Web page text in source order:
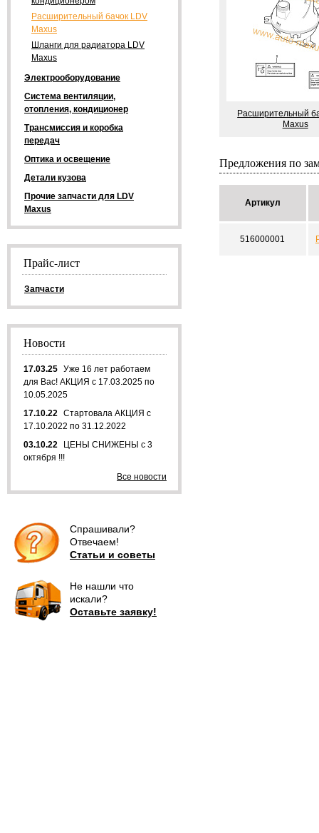
Расширительный
Maxus
Предложения по
Артикул
516000001
Расширительный бачок LDV
Maxus
Шланги для радиатора LDV
Maxus
Электрооборудование
Система вентиляции,
отопления, кондиционер
Трансмиссия и коробка
передач
Оптика и освещение
Детали кузова
Прочие запчасти для LDV
Maxus
Прайс-лист
Запчасти
Новости
17.03.25 Уже 16 лет работаем
для Вас! АКЦИЯ с 17.03.2025 по
10.05.2025
17.10.22 Стартовала АКЦИЯ с
17.10.2022 по 31.12.2022
03.10.22
ЦЕНЫ СНИЖЕНЫ с 3
октября !!!
Все новости
Спрашивали?
Отвечаем!
Статьи и советы
Не нашли что
искали?
Оставьте заявку!